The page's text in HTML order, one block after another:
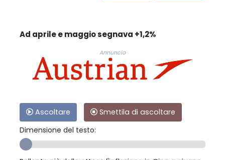
Ad aprile e maggio segnava +1,2%
Annuncio
Ascoltare
Smettila di ascoltare
Dimensione del testo: